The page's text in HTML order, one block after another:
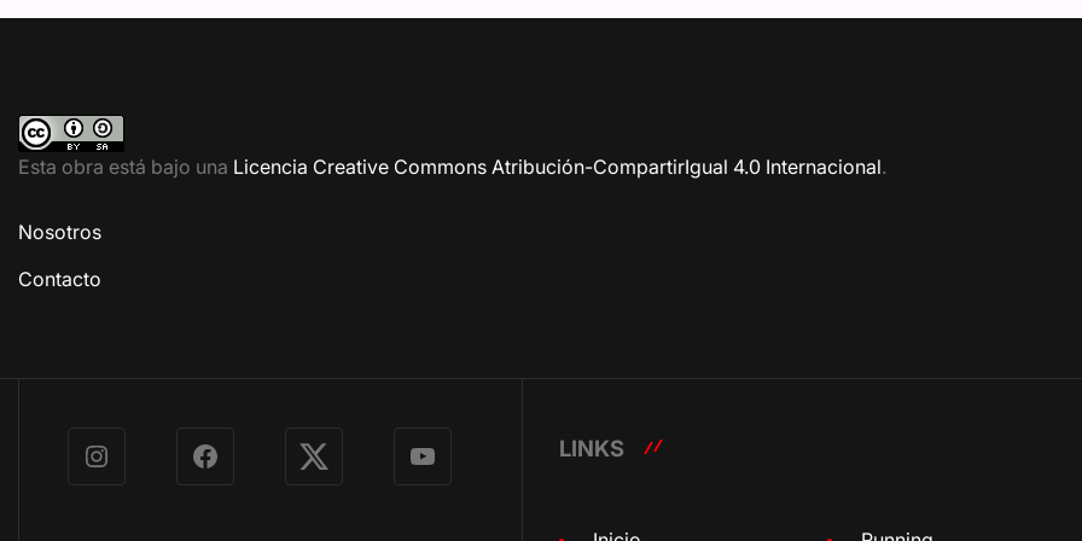
Esta obra está bajo una Licencia Creative Commons Atribución-CompartirIgual 4.0 Internacional.
Nosotros
Contacto
Instagram Facebook X YouTube
LINKS